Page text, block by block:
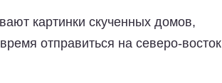
картинки скученных домов,
отправиться на северо-восток